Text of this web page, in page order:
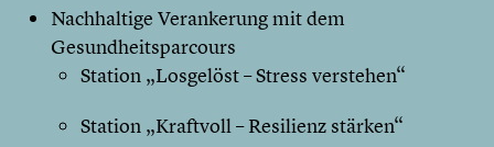
Nachhaltige Verankerung mit dem
Gesundheitsparcours
Station „Losgelöst – Stress verstehen“
Station „Kraftvoll – Resilienz stärken“